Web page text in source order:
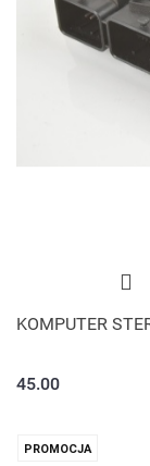
KOMPUTER
45.00
PROMOCJA